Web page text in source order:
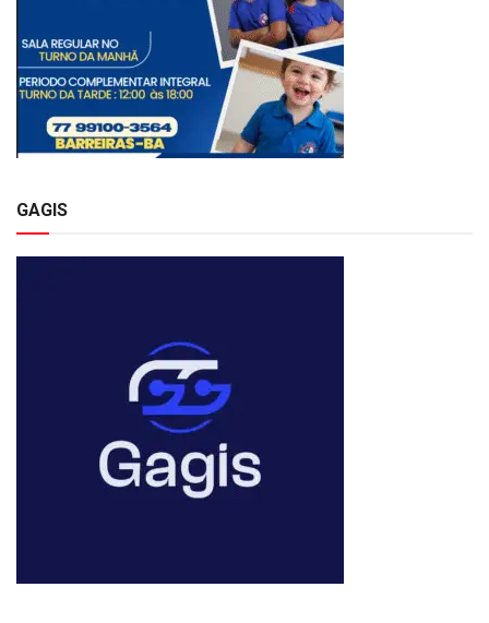
GAGIS